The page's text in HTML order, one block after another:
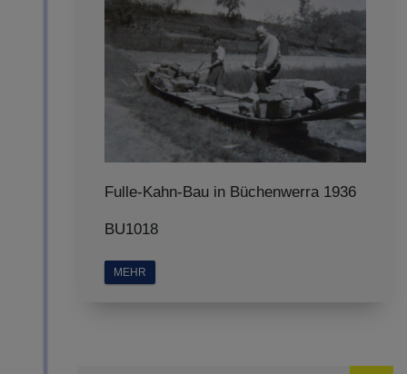
Fulle-Kahn-Bau in Büchenwerra 1936
BU1018
MEHR